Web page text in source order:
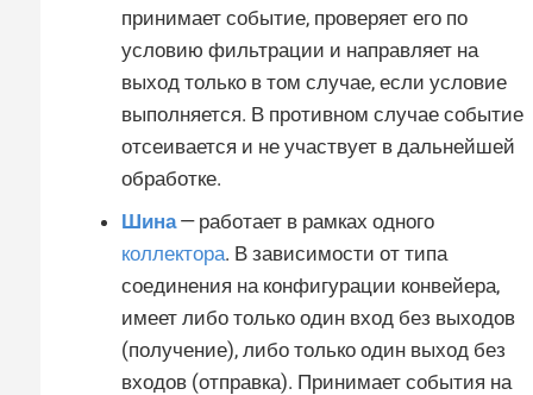
принимает событие, проверяет его по
условию фильтрации и направляет на
выход только в том случае, если условие
выполняется. В противном случае событие
отсеивается и не участвует в дальнейшей
обработке.
Шина— работает в рамках одного
коллектора. В зависимости от типа
соединения на конфигурации конвейера,
имеет либо только один вход без выходов
(получение), либо только один выход без
входов (отправка). Принимает события на